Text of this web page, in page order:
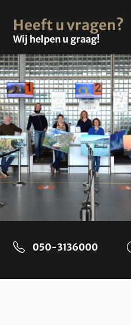
Heeft u vragen?
Wij helpen u graag!
050-3136000